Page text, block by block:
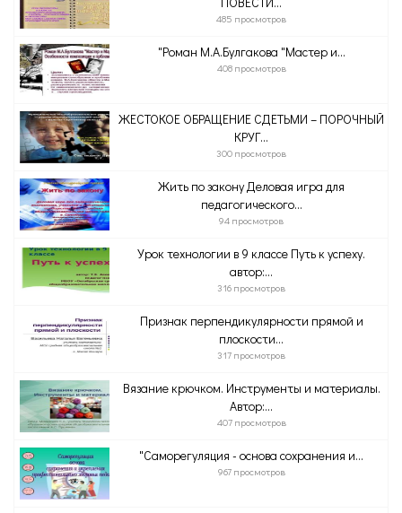
485 просмотров
"Роман М.А.Булгакова "Мастер и...
408 просмотров
ЖЕСТОКОЕ ОБРАЩЕНИЕ СДЕТЬМИ – ПОРОЧНЫЙ
КРУГ...
300 просмотров
Жить по закону Деловая игра для
педагогического...
94 просмотров
Урок технологии в 9 классе Путь к успеху.
автор:...
316 просмотров
Признак перпендикулярности прямой и
плоскости...
317 просмотров
Вязание крючком. Инструменты и материалы.
Автор:...
407 просмотров
"Саморегуляция - основа сохранения и...
967 просмотров